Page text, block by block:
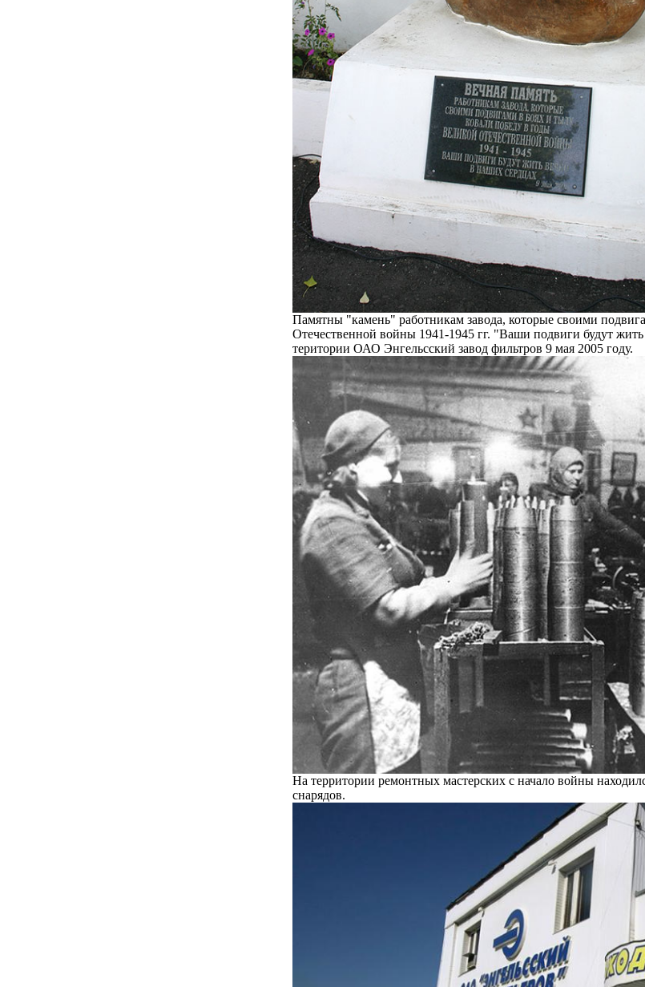
Памятны "камень" работникам завода, которые своими
Отечественной войны 1941-1945 гг. "Ваши подвиги будут
територии ОАО Энгельсский завод фильтров 9 мая 2005 году.
На территории ремонтных мастерских с начало войны
снарядов.